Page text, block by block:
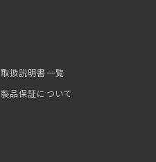
取扱説明書一覧
製品保証について